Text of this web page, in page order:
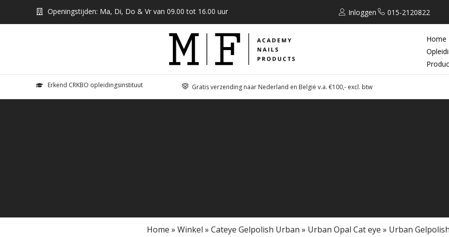
Openingstijden: Ma, Di, Do & Vr van 09.00 tot 16.00 uur Inloggen 015-2120822
Home
Erkend CRKBO opleidingsinstituut Gratis verzending naar Nederland en België v.a. €100,- excl. btw
Home » Winkel » Cateye Gelpolish Urban » Urban Opal Cat eye » Urban